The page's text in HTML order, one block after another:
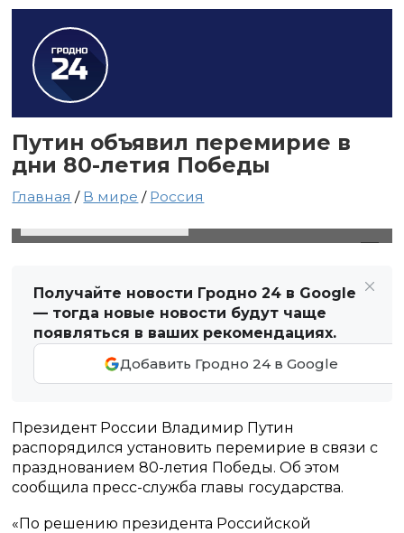
Путин объявил перемирие в
дни 80-летия Победы
Главная / В мире / Россия
Получайте новости Гродно 24 в Google
— тогда новые новости будут чаще
появляться в ваших рекомендациях.
Добавить Гродно 24 в Google
Президент России Владимир Путин
распорядился установить перемирие в связи с
празднованием 80-летия Победы. Об этом
сообщила пресс-служба главы государства.
«По решению президента Российской